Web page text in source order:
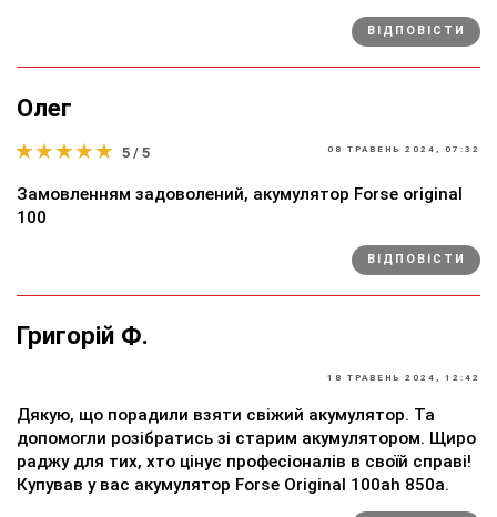
ВІДПОВІСТИ
Олег
5 / 5 08 ТРАВЕНЬ 2024, 07:32
Замовленням задоволений, акумулятор Forse original
100
ВІДПОВІСТИ
Григорій Ф.
18 ТРАВЕНЬ 2024, 12:42
Дякую, що порадили взяти свіжий акумулятор. Та
допомогли розібратись зі старим акумулятором. Щиро
раджу для тих, хто цінує професіоналів в своїй справі!
Купував у вас акумулятор Forse Original 100ah 850a.